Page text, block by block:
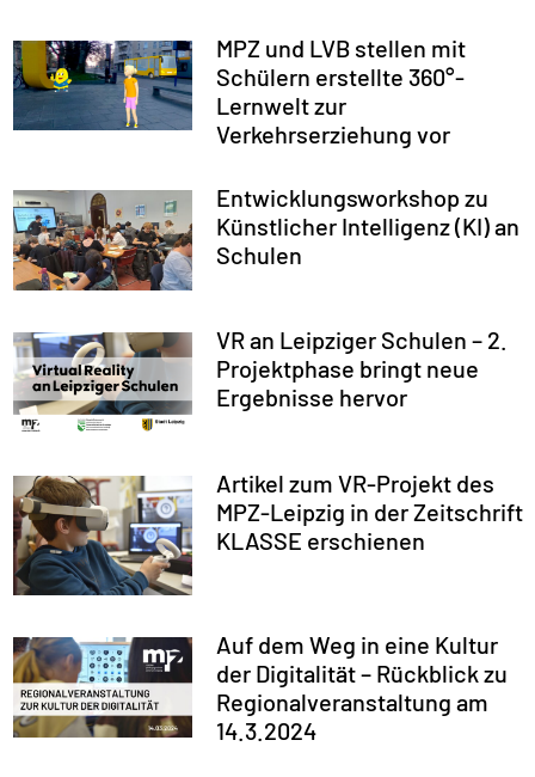
MPZ und LVB stellen mit
Schülern erstellte 360°-
Lernwelt zur
Verkehrserziehung vor
Entwicklungsworkshop zu
Künstlicher Intelligenz (KI) an
Schulen
VR an Leipziger Schulen – 2.
Projektphase bringt neue
Ergebnisse hervor
Artikel zum VR-Projekt des
MPZ-Leipzig in der Zeitschrift
KLASSE erschienen
Auf dem Weg in eine Kultur
der Digitalität – Rückblick zu
Regionalveranstaltung am
14.3.2024